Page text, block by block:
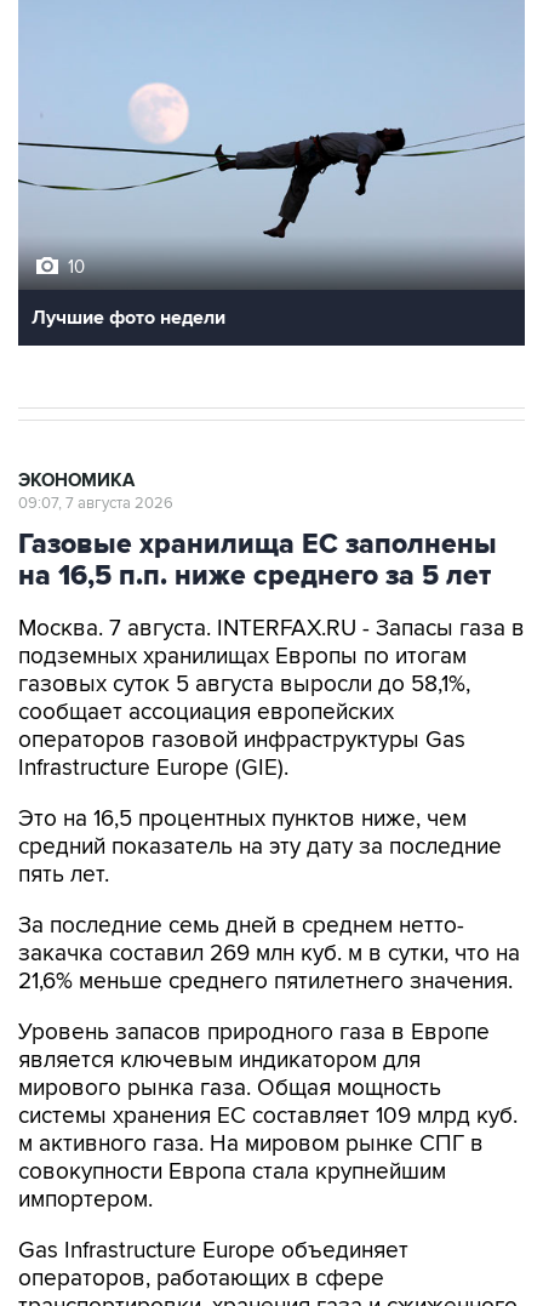
10
Лучшие фото недели
ЭКОНОМИКА
09:07, 7 августа 2026
Газовые хранилища ЕС заполнены
на 16,5 п.п. ниже среднего за 5 лет
Москва. 7 августа. INTERFAX.RU - Запасы газа в
подземных хранилищах Европы по итогам
газовых суток 5 августа выросли до 58,1%,
сообщает ассоциация европейских
операторов газовой инфраструктуры Gas
Infrastructure Europe (GIE).
Это на 16,5 процентных пунктов ниже, чем
средний показатель на эту дату за последние
пять лет.
За последние семь дней в среднем нетто-
закачка составил 269 млн куб. м в сутки, что на
21,6% меньше среднего пятилетнего значения.
Уровень запасов природного газа в Европе
является ключевым индикатором для
мирового рынка газа. Общая мощность
системы хранения ЕС составляет 109 млрд куб.
м активного газа. На мировом рынке СПГ в
совокупности Европа стала крупнейшим
импортером.
Gas Infrastructure Europe объединяет
операторов, работающих в сфере